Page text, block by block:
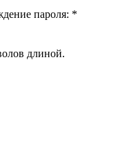
пароля: *
длиной.